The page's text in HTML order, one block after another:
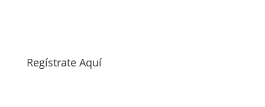
Regístrate Aquí